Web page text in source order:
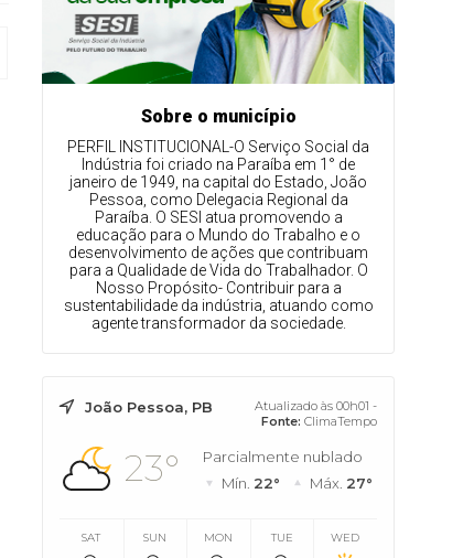
Sobre o município
PERFIL INSTITUCIONAL-O Serviço Social da
Indústria foi criado na Paraíba em 1° de
janeiro de 1949, na capital do Estado, João
Pessoa, como Delegacia Regional da
Paraíba. O SESI atua promovendo a
educação para o Mundo do Trabalho e o
desenvolvimento de ações que contribuam
para a Qualidade de Vida do Trabalhador. O
Nosso Propósito- Contribuir para a
sustentabilidade da indústria, atuando como
agente transformador da sociedade.
João Pessoa, PB
Atualizado às 00h01 -
Fonte: ClimaTempo
23°
Parcialmente nublado
Mín. 22° Máx. 27°
SAT SUN MON TUE WED